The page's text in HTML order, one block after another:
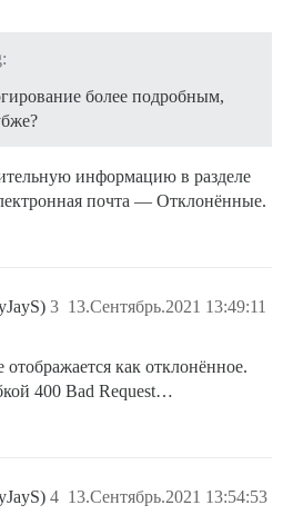
более подробным,
информацию в разделе
почта — Отклонённые.
13.Сентябрь.2021 13:49:11
3
как отклонённое.
400 Bad Request…
13.Сентябрь.2021 13:54:53
4